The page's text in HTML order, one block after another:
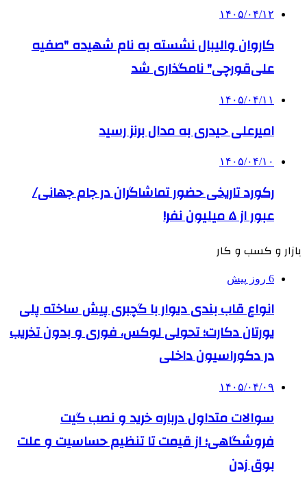
۱۴۰۵/۰۴/۱۲
کاروان والیبال نشسته به نام شهیده "صفیه
علی‌قورچی" نامگذاری شد
۱۴۰۵/۰۴/۱۱
امیرعلی حیدری به مدال برنز رسید
۱۴۰۵/۰۴/۱۰
رکورد تاریخی حضور تماشاگران در جام جهانی/
عبور از ۵ میلیون نفر!
بازار و کسب و کار
6 روز پیش
انواع قاب بندی دیوار با گچبری پیش ساخته پلی
یورتان دکارت؛ تحولی لوکس، فوری و بدون تخریب
در دکوراسیون داخلی
۱۴۰۵/۰۴/۰۹
سوالات متداول درباره خرید و نصب گیت
فروشگاهی؛ از قیمت تا تنظیم حساسیت و علت
بوق زدن